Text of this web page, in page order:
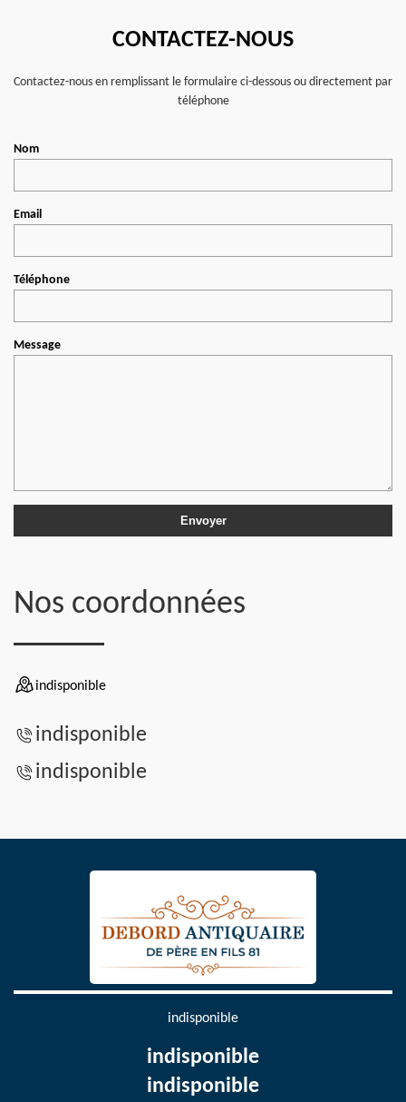
CONTACTEZ-NOUS
Contactez-nous en remplissant le formulaire ci-dessous ou directement par
téléphone
Nom
Email
Téléphone
Message
Nos coordonnées
indisponible
indisponible
indisponible
indisponible
indisponible
indisponible